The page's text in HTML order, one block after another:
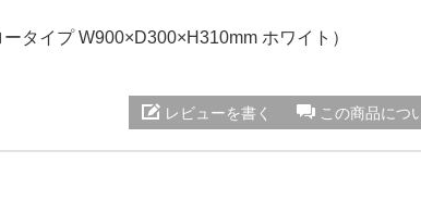
タイプ W900×D300×H310mm ホワイト）
この商品につ
レビューを書く